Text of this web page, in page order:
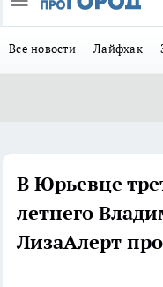
Все новости Лайфхак
В Юрьевце
летнего
ЛизаАлерт